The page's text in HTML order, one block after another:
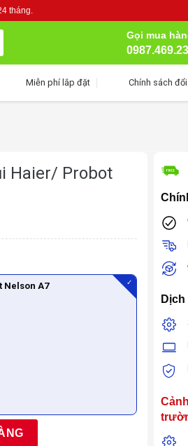
tháng.
Gọi mua
Miễn phí lắp đặt Chính sách
Haier/ Probot
Nelson A7
✓